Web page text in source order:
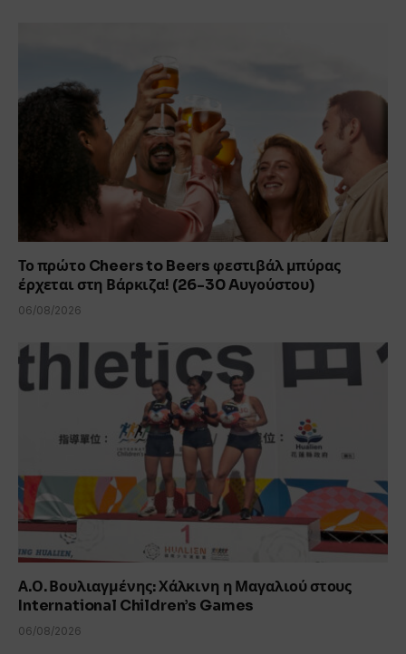
Το πρώτο Cheers to Beers φεστιβάλ μπύρας
έρχεται στη Βάρκιζα! (26-30 Aυγούστου)
06/08/2026
Α.Ο. Βουλιαγμένης: Χάλκινη η Μαγαλιού στους
International Children’s Games
06/08/2026